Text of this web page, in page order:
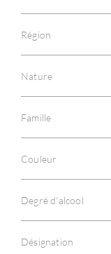
Région
Nature
Famille
Couleur
Degré d'alcool
Désignation